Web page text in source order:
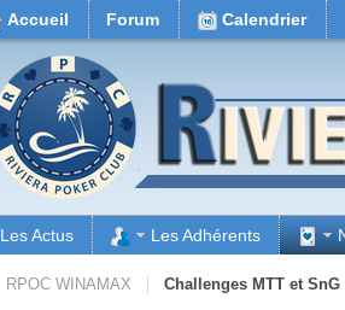
Accueil Forum Calendrier
Les Actus Les Adhérents
RPOC WINAMAX Challenges MTT et SnG